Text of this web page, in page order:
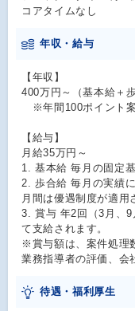
コアタイムなし
年収・給与
【年収】
400万円～（基本給＋
※年間100ポイント案
【給与】
月給35万円～
1. 基本給 毎月の固定基
2. 歩合給 毎月の実績
月間は優遇制度が適用
3. 賞与 年2回（3月、9
て支給されます。
※賞与額は、案件処理
業務指導者の評価、会
待遇・福利厚生